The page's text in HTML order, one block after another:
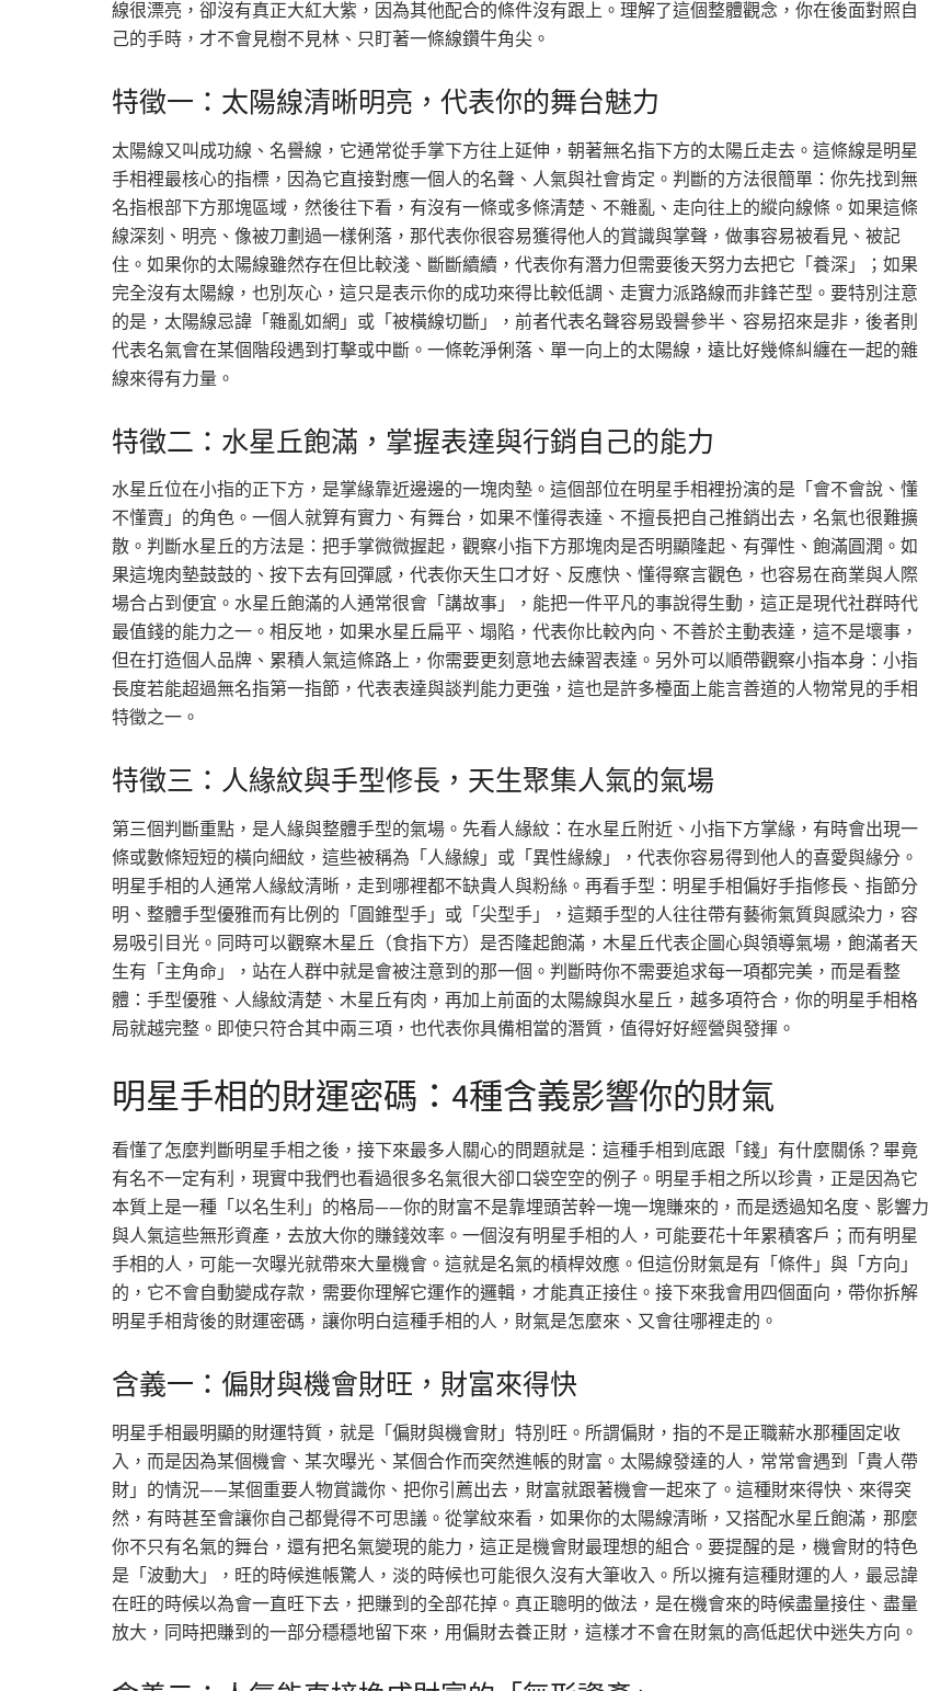
線很漂亮，卻沒有真正大紅大紫，因為其他配合的條件沒有跟上。理解了這個整體觀念，你在後面對照自
己的手時，才不會見樹不見林、只盯著一條線鑽牛角尖。
特徵一：太陽線清晰明亮，代表你的舞台魅力
太陽線又叫成功線、名譽線，它通常從手掌下方往上延伸，朝著無名指下方的太陽丘走去。這條線是明星
手相裡最核心的指標，因為它直接對應一個人的名聲、人氣與社會肯定。判斷的方法很簡單：你先找到無
名指根部下方那塊區域，然後往下看，有沒有一條或多條清楚、不雜亂、走向往上的縱向線條。如果這條
線深刻、明亮、像被刀劃過一樣俐落，那代表你很容易獲得他人的賞識與掌聲，做事容易被看見、被記
住。如果你的太陽線雖然存在但比較淺、斷斷續續，代表你有潛力但需要後天努力去把它「養深」；如果
完全沒有太陽線，也別灰心，這只是表示你的成功來得比較低調、走實力派路線而非鋒芒型。要特別注意
的是，太陽線忌諱「雜亂如網」或「被橫線切斷」，前者代表名聲容易毀譽參半、容易招來是非，後者則
代表名氣會在某個階段遇到打擊或中斷。一條乾淨俐落、單一向上的太陽線，遠比好幾條糾纏在一起的雜
線來得有力量。
特徵二：水星丘飽滿，掌握表達與行銷自己的能力
水星丘位在小指的正下方，是掌緣靠近邊邊的一塊肉墊。這個部位在明星手相裡扮演的是「會不會說、懂
不懂賣」的角色。一個人就算有實力、有舞台，如果不懂得表達、不擅長把自己推銷出去，名氣也很難擴
散。判斷水星丘的方法是：把手掌微微握起，觀察小指下方那塊肉是否明顯隆起、有彈性、飽滿圓潤。如
果這塊肉墊鼓鼓的、按下去有回彈感，代表你天生口才好、反應快、懂得察言觀色，也容易在商業與人際
場合占到便宜。水星丘飽滿的人通常很會「講故事」，能把一件平凡的事說得生動，這正是現代社群時代
最值錢的能力之一。相反地，如果水星丘扁平、塌陷，代表你比較內向、不善於主動表達，這不是壞事，
但在打造個人品牌、累積人氣這條路上，你需要更刻意地去練習表達。另外可以順帶觀察小指本身：小指
長度若能超過無名指第一指節，代表表達與談判能力更強，這也是許多檯面上能言善道的人物常見的手相
特徵之一。
特徵三：人緣紋與手型修長，天生聚集人氣的氣場
第三個判斷重點，是人緣與整體手型的氣場。先看人緣紋：在水星丘附近、小指下方掌緣，有時會出現一
條或數條短短的橫向細紋，這些被稱為「人緣線」或「異性緣線」，代表你容易得到他人的喜愛與緣分。
明星手相的人通常人緣紋清晰，走到哪裡都不缺貴人與粉絲。再看手型：明星手相偏好手指修長、指節分
明、整體手型優雅而有比例的「圓錐型手」或「尖型手」，這類手型的人往往帶有藝術氣質與感染力，容
易吸引目光。同時可以觀察木星丘（食指下方）是否隆起飽滿，木星丘代表企圖心與領導氣場，飽滿者天
生有「主角命」，站在人群中就是會被注意到的那一個。判斷時你不需要追求每一項都完美，而是看整
體：手型優雅、人緣紋清楚、木星丘有肉，再加上前面的太陽線與水星丘，越多項符合，你的明星手相格
局就越完整。即使只符合其中兩三項，也代表你具備相當的潛質，值得好好經營與發揮。
明星手相的財運密碼：4種含義影響你的財氣
看懂了怎麼判斷明星手相之後，接下來最多人關心的問題就是：這種手相到底跟「錢」有什麼關係？畢竟
有名不一定有利，現實中我們也看過很多名氣很大卻口袋空空的例子。明星手相之所以珍貴，正是因為它
本質上是一種「以名生利」的格局——你的財富不是靠埋頭苦幹一塊一塊賺來的，而是透過知名度、影響力
與人氣這些無形資產，去放大你的賺錢效率。一個沒有明星手相的人，可能要花十年累積客戶；而有明星
手相的人，可能一次曝光就帶來大量機會。這就是名氣的槓桿效應。但這份財氣是有「條件」與「方向」
的，它不會自動變成存款，需要你理解它運作的邏輯，才能真正接住。接下來我會用四個面向，帶你拆解
明星手相背後的財運密碼，讓你明白這種手相的人，財氣是怎麼來、又會往哪裡走的。
含義一：偏財與機會財旺，財富來得快
明星手相最明顯的財運特質，就是「偏財與機會財」特別旺。所謂偏財，指的不是正職薪水那種固定收
入，而是因為某個機會、某次曝光、某個合作而突然進帳的財富。太陽線發達的人，常常會遇到「貴人帶
財」的情況——某個重要人物賞識你、把你引薦出去，財富就跟著機會一起來了。這種財來得快、來得突
然，有時甚至會讓你自己都覺得不可思議。從掌紋來看，如果你的太陽線清晰，又搭配水星丘飽滿，那麼
你不只有名氣的舞台，還有把名氣變現的能力，這正是機會財最理想的組合。要提醒的是，機會財的特色
是「波動大」，旺的時候進帳驚人，淡的時候也可能很久沒有大筆收入。所以擁有這種財運的人，最忌諱
在旺的時候以為會一直旺下去，把賺到的全部花掉。真正聰明的做法，是在機會來的時候盡量接住、盡量
放大，同時把賺到的一部分穩穩地留下來，用偏財去養正財，這樣才不會在財氣的高低起伏中迷失方向。